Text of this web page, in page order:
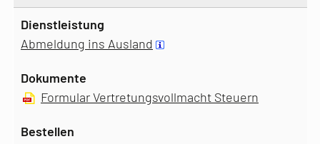
Abmeldung ins Ausland
Formular Vertretungsvollmacht Steuern